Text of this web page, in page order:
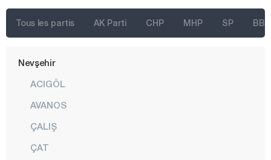
Tous les partis AK Parti CHP MHP SP BBP
Muş
Nevşehir
ACIGÖL
AVANOS
ÇALIŞ
ÇAT